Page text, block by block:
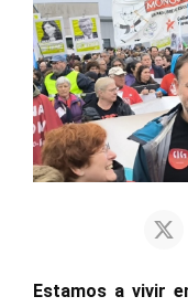
Estamos a vivir